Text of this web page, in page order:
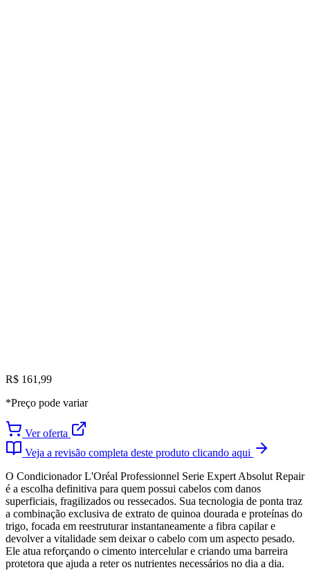
R$ 161,99
*Preço pode variar
Ver oferta
Veja a revisão completa deste produto clicando aqui
O Condicionador L'Oréal Professionnel Serie Expert Absolut Repair
é a escolha definitiva para quem possui cabelos com danos
superficiais, fragilizados ou ressecados. Sua tecnologia de ponta traz
a combinação exclusiva de extrato de quinoa dourada e proteínas do
trigo, focada em reestruturar instantaneamente a fibra capilar e
devolver a vitalidade sem deixar o cabelo com um aspecto pesado.
Ele atua reforçando o cimento intercelular e criando uma barreira
protetora que ajuda a reter os nutrientes necessários no dia a dia.